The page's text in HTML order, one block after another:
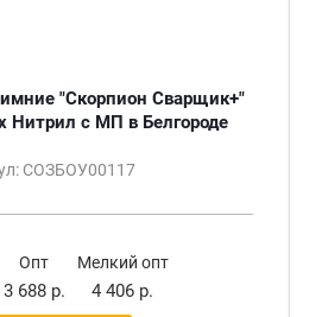
"Скорпион Сварщик+"
Нитрил с МП в Белгороде
СОЗБОУ00117
Опт
3 688 р.
Мелкий опт
4 406 р.